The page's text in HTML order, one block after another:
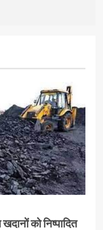
को निष्पादित